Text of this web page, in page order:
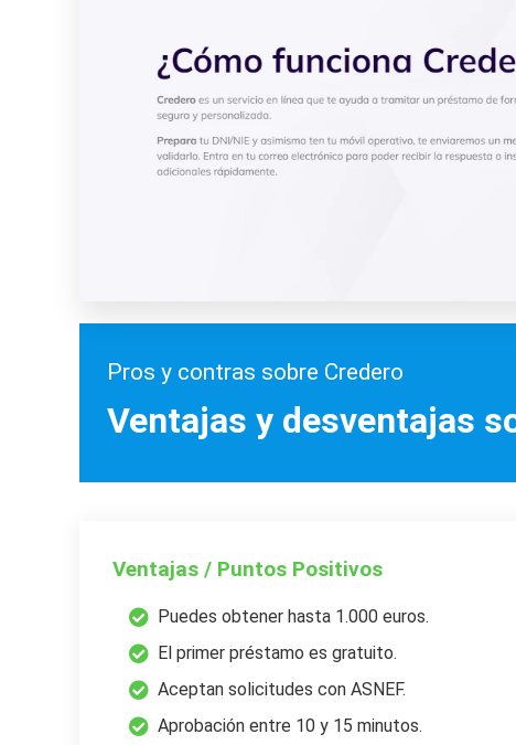
Pros y contras sobre Credero
Ventajas y desventajas
Ventajas / Puntos Positivos
Puedes obtener hasta 1.000 euros.
El primer préstamo es gratuito.
Aceptan solicitudes con ASNEF.
Aprobación entre 10 y 15 minutos.